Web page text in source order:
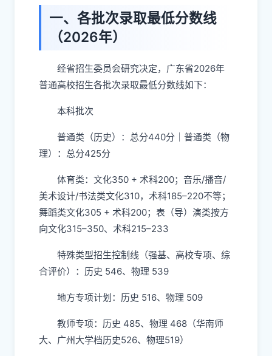
一、各批次录取最低分数线
（2026年）
经省招生委员会研究决定，广东省2026年
普通高校招生各批次录取最低分数线如下：
本科批次
普通类（历史）：总分440分｜普通类（物
理）：总分425分
体育类：文化350 + 术科200；音乐/播音/
美术设计/书法类文化310，术科185–220不等；
舞蹈类文化305 + 术科200；表（导）演类按方
向文化315–350、术科215–233
特殊类型招生控制线（强基、高校专项、综
合评价）：历史 546、物理 539
地方专项计划：历史 516、物理 509
教师专项：历史 485、物理 468（华南师
大、广州大学档历史526、物理519）